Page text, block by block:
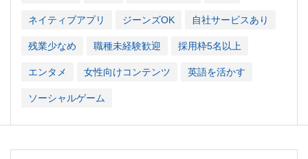
ネイティブアプリ ジーンズOK 自社サービスあり
残業少なめ 職種未経験歓迎 採用枠5名以上
エンタメ 女性向けコンテンツ 英語を活かす
ソーシャルゲーム